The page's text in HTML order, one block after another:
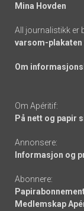
Mina Hovden
All journalistikk er
varsom-plakaten
Om
Om Apéritif:
På nett og papir
Annonsere:
Informasjon og
Abonnere:
Medlemskap